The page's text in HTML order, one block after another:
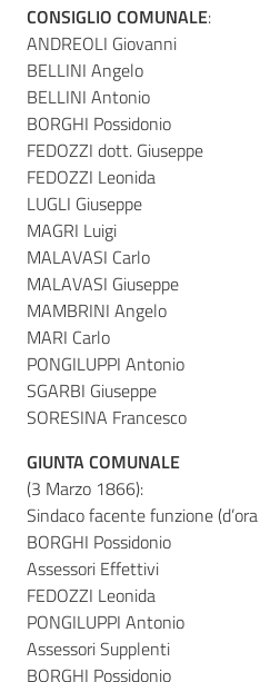
Albo
pretorio
Sportello
telematico
SUE
Tutti
gli
argomenti...
Seguici
su
CONSIGLIO COMUNALE:
ANDREOLI Giovanni
BELLINI Angelo
BELLINI Antonio
BORGHI Possidonio
FEDOZZI dott. Giuseppe
FEDOZZI Leonida
LUGLI Giuseppe
MAGRI Luigi
MALAVASI Carlo
MALAVASI Giuseppe
MAMBRINI Angelo
MARI Carlo
PONGILUPPI Antonio
SGARBI Giuseppe
SORESINA Francesco
GIUNTA COMUNALE
(3 Marzo 1866):
Sindaco facente funzione
BORGHI Possidonio
Assessori Effettivi
FEDOZZI Leonida
PONGILUPPI Antonio
Assessori Supplenti
BORGHI Possidonio